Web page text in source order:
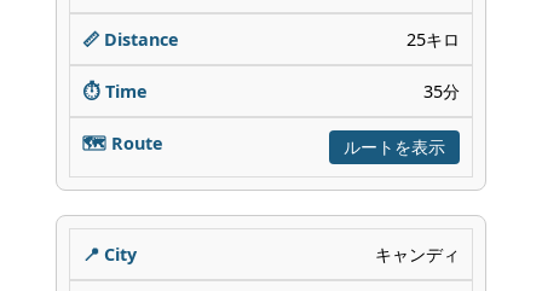
25キロ
35分
ルートを表示
キャンディ